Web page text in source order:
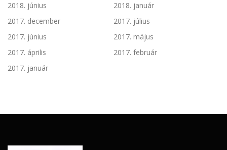
2018. június
2018. január
2017. december
2017. július
2017. június
2017. május
2017. április
2017. február
2017. január